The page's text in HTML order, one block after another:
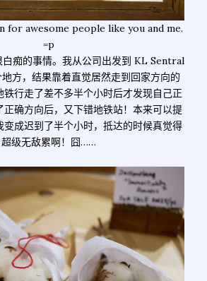
for awesome people like you and me.
=p
痴的事情。我从公司出发到 KL Sentral
方，结果靠着直觉居然走到回家方向的
铁行走了差不多半个小时后才发现自己正
正确方向后，又下错地铁站！本来可以提
变成迟到了半个小时，抵达的时候真觉得
超级无敌累啊！囧……